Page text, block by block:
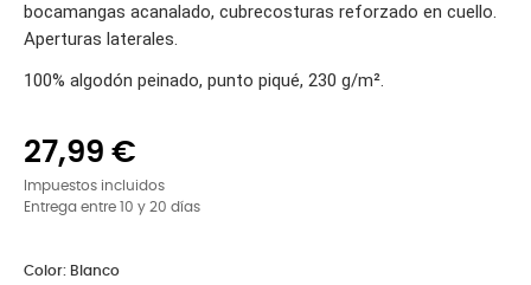
bocamangas acanalado, cubrecosturas reforzado en cuello.
Aperturas laterales.
100% algodón peinado, punto piqué, 230 g/m².
27,99 €
Impuestos incluidos
Entrega entre 10 y 20 días
Color: Blanco